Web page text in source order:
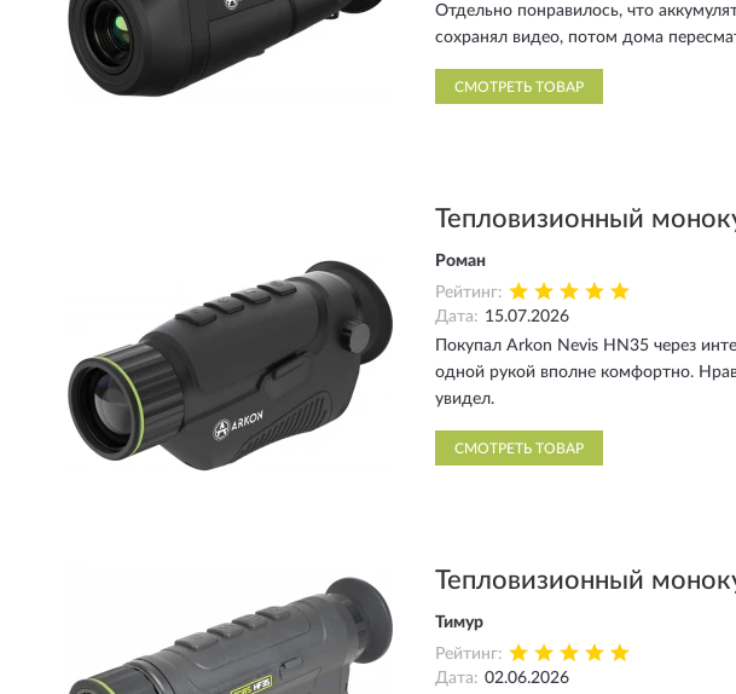
Отдельно понравилось, что
сохранял видео, потом дома
СМОТРЕТЬ ТОВАР
Тепловизионный
Роман
Рейтинг:
Дата: 15.07.2026
Покупал Arkon Nevis HN35 через
одной рукой вполне комфортно.
увидел.
СМОТРЕТЬ ТОВАР
Тепловизионный
Тимур
Рейтинг:
Дата: 02.06.2026